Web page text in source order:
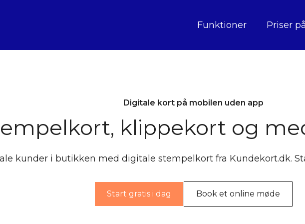
Funktioner Priser
Digitale kort på mobilen uden app
klippekort og
kunder i butikken med digitale stempelkort fra Kundekort.dk.
Start gratis i dag Book et online møde